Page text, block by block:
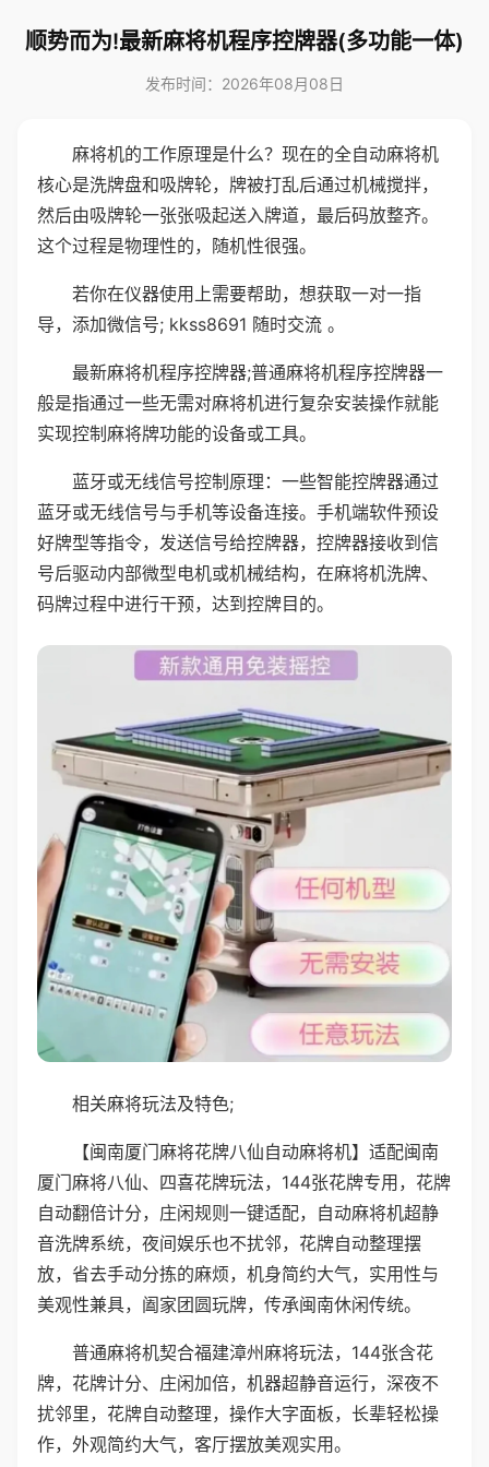
顺势而为!最新麻将机程序控牌器(多功能一体)
发布时间：2026年08月08日
麻将机的工作原理是什么？现在的全自动麻将机
核心是洗牌盘和吸牌轮，牌被打乱后通过机械搅拌，
然后由吸牌轮一张张吸起送入牌道，最后码放整齐。
这个过程是物理性的，随机性很强。
若你在仪器使用上需要帮助，想获取一对一指
导，添加微信号; kkss8691 随时交流 。
最新麻将机程序控牌器;普通麻将机程序控牌器一
般是指通过一些无需对麻将机进行复杂安装操作就能
实现控制麻将牌功能的设备或工具。
蓝牙或无线信号控制原理：一些智能控牌器通过
蓝牙或无线信号与手机等设备连接。手机端软件预设
好牌型等指令，发送信号给控牌器，控牌器接收到信
号后驱动内部微型电机或机械结构，在麻将机洗牌、
码牌过程中进行干预，达到控牌目的。
相关麻将玩法及特色;
【闽南厦门麻将花牌八仙自动麻将机】适配闽南
厦门麻将八仙、四喜花牌玩法，144张花牌专用，花牌
自动翻倍计分，庄闲规则一键适配，自动麻将机超静
音洗牌系统，夜间娱乐也不扰邻，花牌自动整理摆
放，省去手动分拣的麻烦，机身简约大气，实用性与
美观性兼具，阖家团圆玩牌，传承闽南休闲传统。
普通麻将机契合福建漳州麻将玩法，144张含花
牌，花牌计分、庄闲加倍，机器超静音运行，深夜不
扰邻里，花牌自动整理，操作大字面板，长辈轻松操
作，外观简约大气，客厅摆放美观实用。